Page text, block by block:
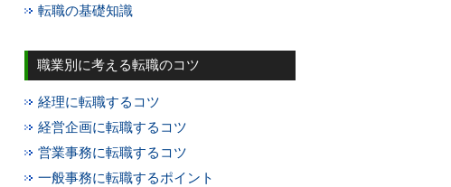
転職の基礎知識
職業別に考える転職のコツ
経理に転職するコツ
経営企画に転職するコツ
営業事務に転職するコツ
一般事務に転職するポイント